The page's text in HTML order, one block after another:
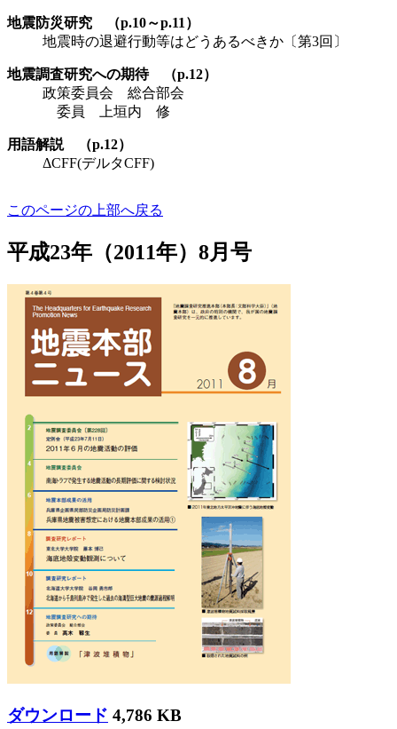
地震防災研究 （p.10～p.11）
地震時の退避行動等はどうあるべきか〔第3回〕
地震調査研究への期待 （p.12）
政策委員会 総合部会
委員 上垣内 修
用語解説 （p.12）
ΔCFF(デルタCFF)
このページの上部へ戻る
平成23年（2011年）8月号
ダウンロード 4,786 KB